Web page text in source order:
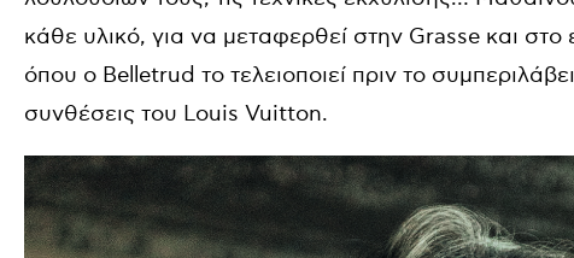
κάθε υλικό, για να μεταφερθεί στην Grasse και
όπου ο Belletrud το τελειοποιεί πριν το
συνθέσεις του Louis Vuitton.